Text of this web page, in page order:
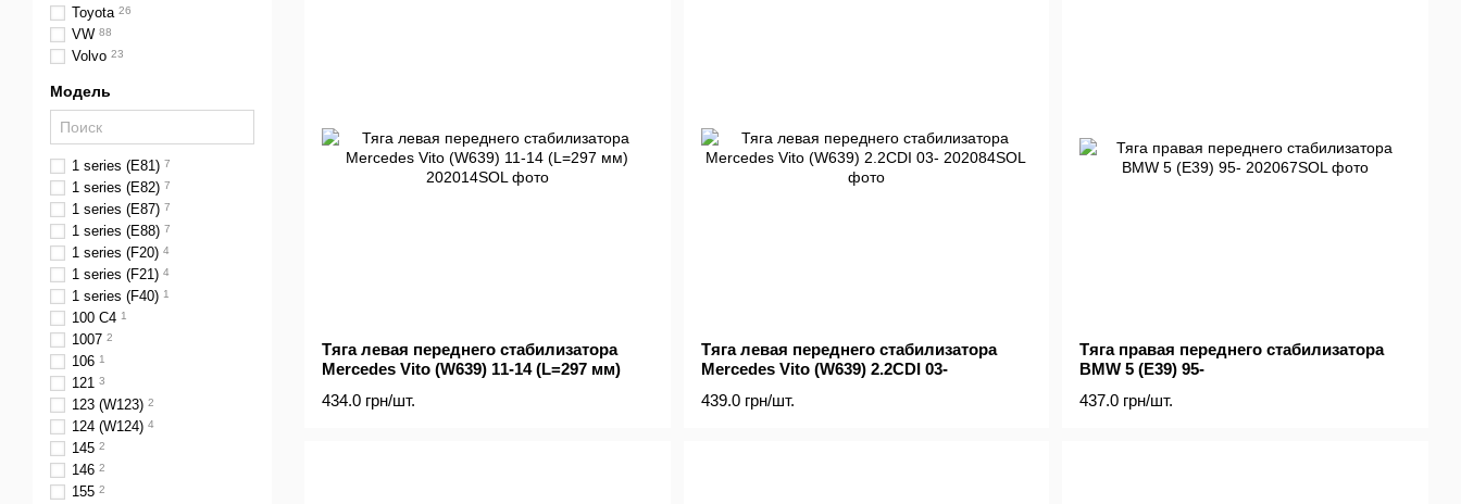
Тяга левая переднего стабилизатора
Mercedes Vito (W639) 11-14 (L=297 мм)
434.0 грн/шт.
Тяга левая переднего стабилизатора
Mercedes Vito (W639) 2.2CDI 03-
439.0 грн/шт.
Тяга правая переднего стабилизатора
BMW 5 (E39) 95-
437.0 грн/шт.
Toyota 26
VW 88
Volvo 23
Модель
1 series (E81) 7
1 series (E82) 7
1 series (E87) 7
1 series (E88) 7
1 series (F20) 4
1 series (F21) 4
1 series (F40) 1
100 C4 1
1007 2
106 1
121 3
123 (W123) 2
124 (W124) 4
145 2
146 2
155 2